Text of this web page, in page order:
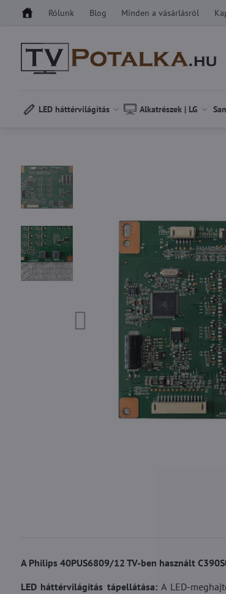
Rólunk Blog Minden a vásárlásról
LED háttérvilágítás Alkatrészek | LG
A Philips 40PUS6809/12 TV-ben használt
LED háttérvilágítás tápellátása: A LED-